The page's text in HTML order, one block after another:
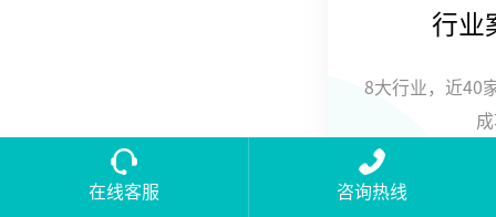
行业
8大行业，近40
在线客服 咨询热线